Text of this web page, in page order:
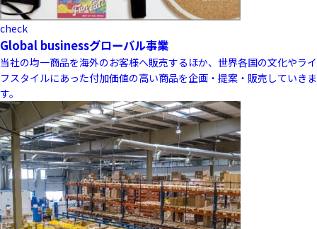
check
Global businessグローバル事業
当社の均一商品を海外のお客様へ販売するほか、世界各国の文化やライ
フスタイルにあった付加価値の高い商品を企画・提案・販売していきま
す。